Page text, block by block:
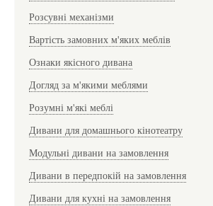
Розсувні механізми
Вартість замовних м'яких меблів
Ознаки якісного дивана
Догляд за м'якими меблями
Розумні м'які меблі
Дивани для домашнього кінотеатру
Модульні дивани на замовлення
Дивани в передпокій на замовлення
Дивани для кухні на замовлення